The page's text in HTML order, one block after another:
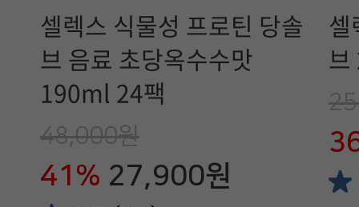
셀렉스 식물성 프로틴 당솔
브 음료 초당옥수수맛
190ml 24팩
48,000원
41% 27,900원
셀
브